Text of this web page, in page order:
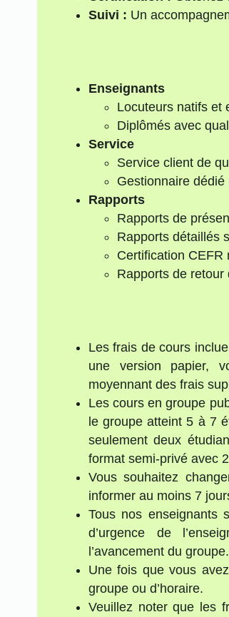
Suivi : Un
Enseignants
Locuteurs natifs et
Diplômés avec
Service
Service client de
Gestionnaire
Rapports
Rapports de
Rapports détaillés
Certification CEFR
Rapports de retour
Les frais de cours
une version papier,
moyennant des frais
Les cours en groupe
le groupe atteint 5 à 7
seulement deux
format semi-privé avec
Vous souhaitez
informer au moins 7
Tous nos enseignants
d’urgence de
l’avancement du groupe.
Une fois que vous
groupe ou d’horaire.
Veuillez noter que les